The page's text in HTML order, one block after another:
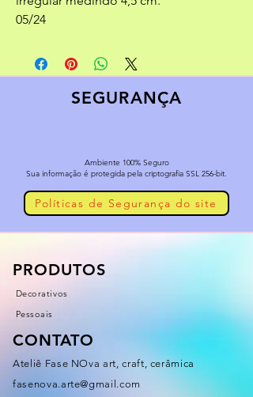
05/24
SEGURANÇA
Ambiente 100% Seguro
Sua informação é protegida pela criptografia SSL 256-bit.
Políticas de Segurança do site
PRODUTOS
Decorativos
Pessoais
CONTATO
Ateliê Fase NOva art, craft, cerâmica
fasenova.arte@gmail.com